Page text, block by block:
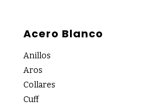
Acero Blanco
Anillos
Aros
Collares
Cuff